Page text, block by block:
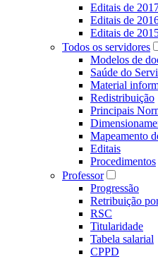
Editais de
Editais de
Editais de
Todos os servidores
Modelos de
Saúde do
Material
Redistribuição
Principais
Mapeamento
Editais
Procedimentos
Professor
Progressão
Retribuição
RSC
Titularidade
Tabela salarial
CPPD